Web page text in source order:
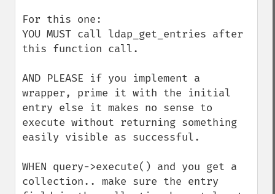
For this one:
YOU MUST call ldap_get_entries after
this function call.
AND PLEASE if you implement a
wrapper, prime it with the initial
entry else it makes no sense to
execute without returning something
easily visible as successful.
WHEN query->execute() and you get a
collection.. make sure the entry